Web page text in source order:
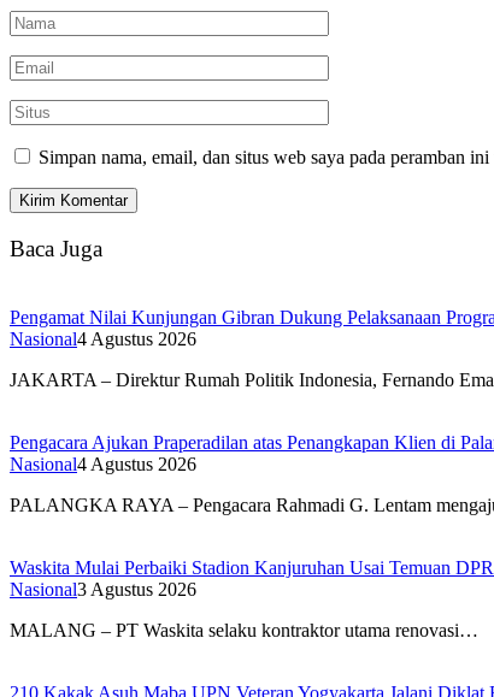
Simpan nama, email, dan situs web saya pada peramban
Baca Juga
Pengamat Nilai Kunjungan Gibran Dukung Pelaksanaan
Nasional4 Agustus 2026
JAKARTA – Direktur Rumah Politik Indonesia, Fernando
Pengacara Ajukan Praperadilan atas Penangkapan Klien di
Nasional4 Agustus 2026
PALANGKA RAYA – Pengacara Rahmadi G. Lentam
Waskita Mulai Perbaiki Stadion Kanjuruhan Usai Temuan
Nasional3 Agustus 2026
MALANG – PT Waskita selaku kontraktor utama renovasi…
210 Kakak Asuh Maba UPN Veteran Yogyakarta Jalani